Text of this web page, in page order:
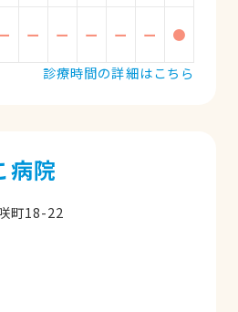
ー ー ー ー ー
●
診療時間の詳細はこちら
病院
町18-22